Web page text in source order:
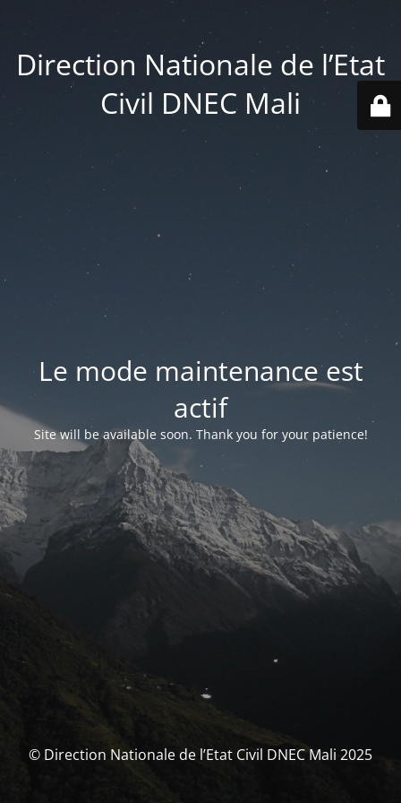
Direction Nationale de l’Etat
Civil DNEC Mali
Le mode maintenance est
actif
Site will be available soon. Thank you for your patience!
© Direction Nationale de l’Etat Civil DNEC Mali 2025